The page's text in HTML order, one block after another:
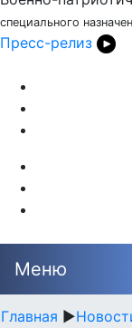
специального
Пресс-релиз
Меню
Главная ►